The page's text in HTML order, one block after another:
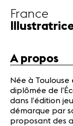
Infos
pratiques
Actualités
Bénévoles
Médiation
France
A propos
Née à Toulouse
diplômée de
dans l’édition
démarque par
proposant des